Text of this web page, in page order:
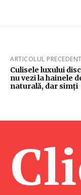
ARTICOLUL PRECEDENT
Culisele luxului
nu vezi la hainele
naturală, dar simți